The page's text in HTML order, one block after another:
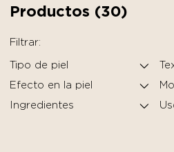
Productos (30)
Filtrar:
Tipo de piel
Efecto en la piel
Ingredientes